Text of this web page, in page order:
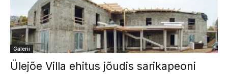
Galerii
Ülejõe Villa ehitus jõudis sarikapeoni